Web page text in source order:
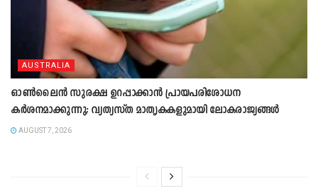
AUSTRALIA
ഓൺലൈൻ സുരക്ഷ ഉറപ്പാക്കാൻ പ്രായപരിശോധന
കർശനമാക്കുന്നു; വ്യത്യസ്ത മാതൃകകളുമായി ലോകരാജ്യങ്ങൾ
AUGUST 7, 2026